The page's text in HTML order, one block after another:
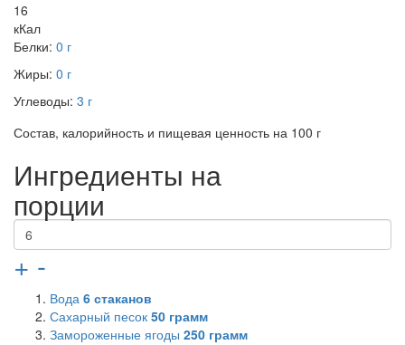
16
кКал
Белки: 0 г
Жиры: 0 г
Углеводы: 3 г
Состав, калорийность и пищевая ценность на 100 г
Ингредиенты на
порции
+ -
Вода 6 стаканов
Сахарный песок 50 грамм
Замороженные ягоды 250 грамм